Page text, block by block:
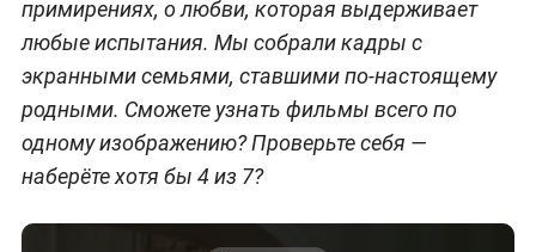
примирениях, о любви, которая выдерживает
любые испытания. Мы собрали кадры с
экранными семьями, ставшими по‑настоящему
родными. Сможете узнать фильмы всего по
одному изображению? Проверьте себя —
наберёте хотя бы 4 из 7?